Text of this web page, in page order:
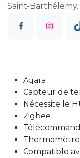
Saint-Barthélemy.
Aqara
Capteur de
Nécessite le
Zigbee
Thermomètre
Compatible